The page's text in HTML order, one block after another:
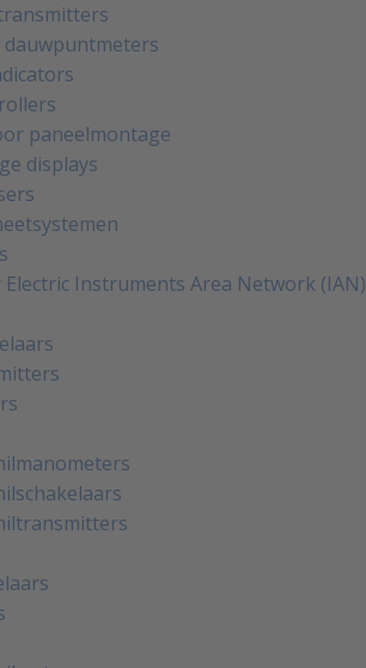
dauwpuntmeters
paneelmontage
displays
Electric Instruments Area Network (IAN)